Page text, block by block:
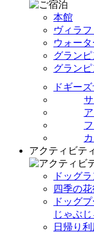
本館
ヴィラ
ウォー
グラン
グラン
ドギー
アクティビテ
ドッグラ
四季の花
ドッグプ
じゃぶ
日帰り利